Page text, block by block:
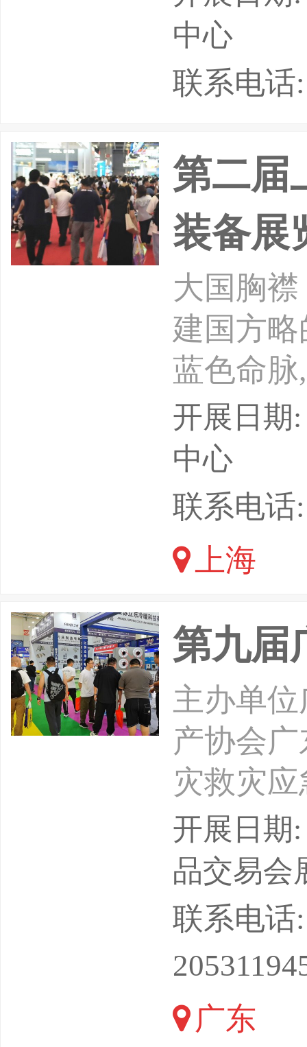
台。本
联合浙
十余家
限公司
传输等
中心
联系电话
第二届
装备展
大国胸
建国方
蓝色命
决我国
重大意
挑战：
非传统
执法是
战略眼
开展日期
中心
联系电话:
上海
第九届
主办单
产协会
灾救灾
公司展
安全领
大、连续
应急安
全国“安
——查找
开展日期
品交易会
联系电话
广东